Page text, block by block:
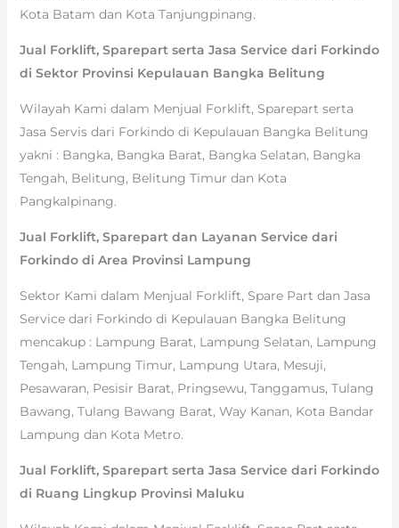
Kota Batam dan Kota Tanjungpinang.
Jual Forklift, Sparepart serta Jasa Service dari Forkindo
di Sektor Provinsi Kepulauan Bangka Belitung
Wilayah Kami dalam Menjual Forklift, Sparepart serta
Jasa Servis dari Forkindo di Kepulauan Bangka Belitung
yakni : Bangka, Bangka Barat, Bangka Selatan, Bangka
Tengah, Belitung, Belitung Timur dan Kota
Pangkalpinang.
Jual Forklift, Sparepart dan Layanan Service dari
Forkindo di Area Provinsi Lampung
Sektor Kami dalam Menjual Forklift, Spare Part dan Jasa
Service dari Forkindo di Kepulauan Bangka Belitung
mencakup : Lampung Barat, Lampung Selatan, Lampung
Tengah, Lampung Timur, Lampung Utara, Mesuji,
Pesawaran, Pesisir Barat, Pringsewu, Tanggamus, Tulang
Bawang, Tulang Bawang Barat, Way Kanan, Kota Bandar
Lampung dan Kota Metro.
Jual Forklift, Sparepart serta Jasa Service dari Forkindo
di Ruang Lingkup Provinsi Maluku